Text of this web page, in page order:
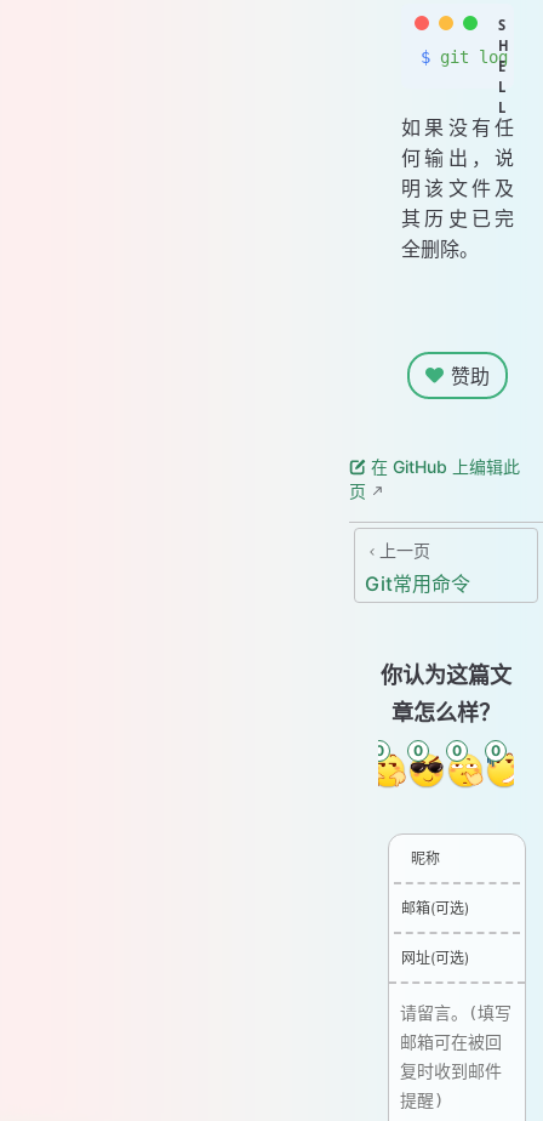
$ git log
如果没有任
何输出，说
明该文件及
其历史已完
全删除。
赞助
在 GitHub 上编辑此
页
上一页
Git常用命令
你认为这篇文
章怎么样？
0 0 0 0
昵称
邮箱(可选)
网址(可选)